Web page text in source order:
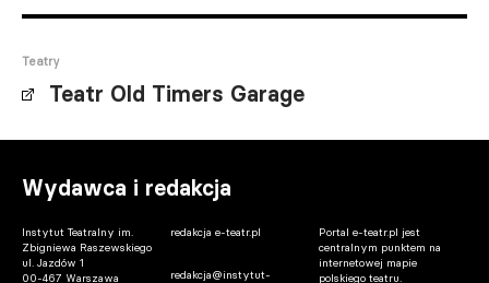
Teatry
Teatr Old Timers Garage
Wydawca i redakcja
Instytut Teatralny im.
Zbigniewa Raszewskiego
ul. Jazdów 1
00-467 Warszawa
redakcja e-teatr.pl
redakcja@instytut-
Portal e-teatr.pl jest
centralnym punktem na
internetowej mapie
polskiego teatru.